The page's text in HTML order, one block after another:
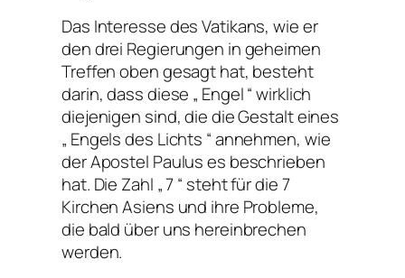
Das Interesse des Vatikans, wie er
den drei Regierungen in geheimen
Treffen oben gesagt hat, besteht
darin, dass diese „ Engel “ wirklich
diejenigen sind, die die Gestalt eines
„ Engels des Lichts “ annehmen, wie
der Apostel Paulus es beschrieben
hat. Die Zahl „ 7 “ steht für die 7
Kirchen Asiens und ihre Probleme,
die bald über uns hereinbrechen
werden.